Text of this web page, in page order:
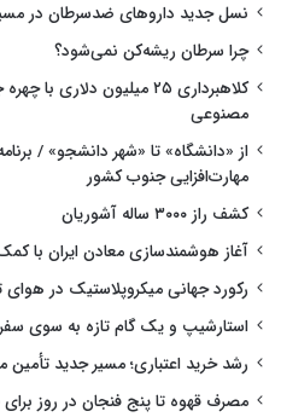
نسل جدید داروهای ضدسرطان در مسیر
چرا سرطان ریشه‌کن نمی‌شود؟
کلاهبرداری ۲۵ میلیون
مصنوعی
از «دانشگاه» تا «شهر دانشجو» /
مهارت‌افزایی جنوب کشور
کشف راز ۳۰۰۰ ساله آشوریان
آغاز هوشمندسازی معادن ایران با
رکورد جهانی میکروپلاستیک در
استارشیپ و یک گام تازه به سوی
رشد خرید اعتباری؛ مسیر جدید تأمین
مصرف قهوه تا پنج فنجان در روز